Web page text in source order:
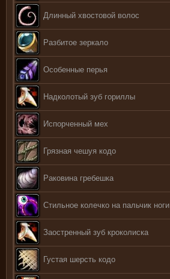
Длинный хвостовой волос
Разбитое зеркало
Особенные перья
Надколотый зуб гориллы
Испорченный мех
Грязная чешуя кодо
Раковина гребешка
Стильное колечко на пальчик ноги
Заостренный зуб кроколиска
Густая шерсть кодо